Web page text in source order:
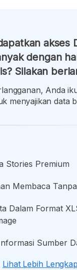
akses
dengan
Silakan
Anda
menyajikan data
Stories Premium
Membaca
Dalam Format
Sumber
Lihat Lebih Lengkap